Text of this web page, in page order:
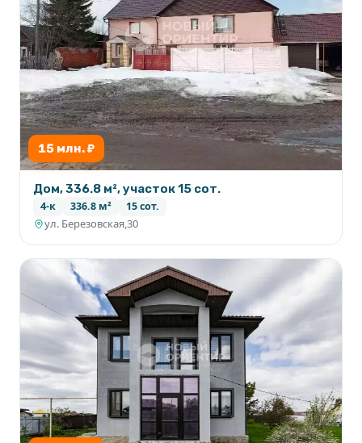
15 млн. ₽
Дом, 336.8 м², участок 15 сот.
4-к 336.8 м² 15 сот.
ул. Березовская,30